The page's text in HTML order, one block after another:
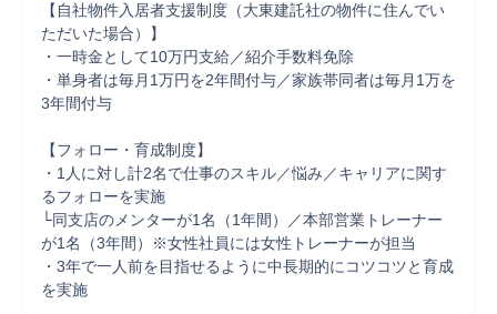
【自社物件入居者支援制度（大東建託社の物件に住んでい
ただいた場合）】
・一時金として10万円支給／紹介手数料免除
・単身者は毎月1万円を2年間付与／家族帯同者は毎月1万を
3年間付与
【フォロー・育成制度】
・1人に対し計2名で仕事のスキル／悩み／キャリアに関す
るフォローを実施
└同支店のメンターが1名（1年間）／本部営業トレーナー
が1名（3年間）※女性社員には女性トレーナーが担当
・3年で一人前を目指せるように中長期的にコツコツと育成
を実施